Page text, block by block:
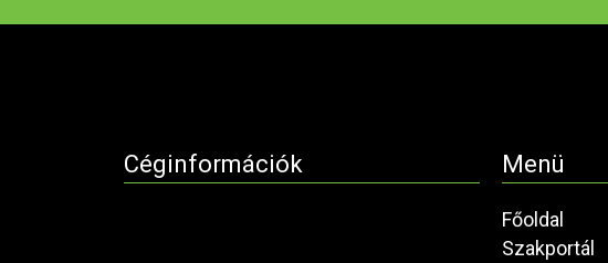
Céginformációk Menü
Főoldal
Szakportál